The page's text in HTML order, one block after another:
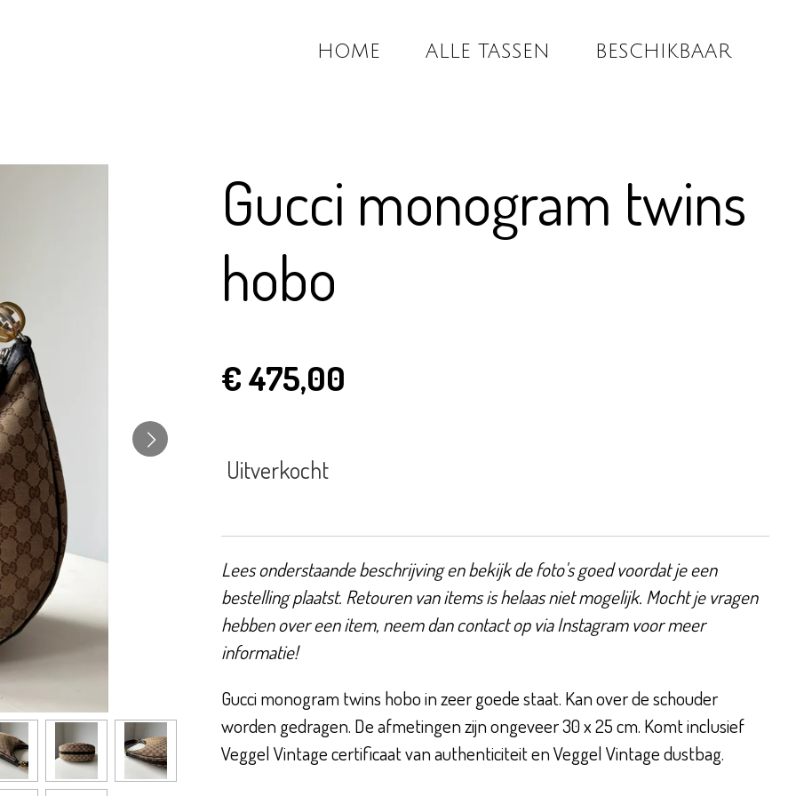
HOME ALLE TASSEN BESCHIKBAAR
Gucci monogram twins
hobo
€ 475,00
Uitverkocht
Lees onderstaande beschrijving en bekijk de foto's goed voordat je een
bestelling plaatst. Retouren van items is helaas niet mogelijk. Mocht je vragen
hebben over een item, neem dan contact op via Instagram voor meer
informatie!
Gucci monogram twins hobo in zeer goede staat. Kan over de schouder
worden gedragen. De afmetingen zijn ongeveer 30 x 25 cm. Komt inclusief
Veggel Vintage certificaat van authenticiteit en Veggel Vintage dustbag.